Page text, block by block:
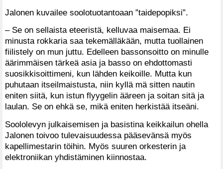
Jalonen kuvailee soolotuotantoaan ”taidepopiksi”.
– Se on sellaista eteeristä, kelluvaa maisemaa. Ei
minusta rokkaria saa tekemälläkään, mutta tuollainen
fiilistely on mun juttu. Edelleen bassonsoitto on minulle
äärimmäisen tärkeä asia ja basso on ehdottomasti
suosikkisoittimeni, kun lähden keikoille. Mutta kun
puhutaan itseilmaistusta, niin kyllä mä sitten nautin
eniten siitä, kun istun flyygelin ääreen ja soitan sitä ja
laulan. Se on ehkä se, mikä eniten herkistää itseäni.
Soololevyn julkaisemisen ja basistina keikkailun ohella
Jalonen toivoo tulevaisuudessa pääsevänsä myös
kapellimestarin töihin. Myös suuren orkesterin ja
elektroniikan yhdistäminen kiinnostaa.